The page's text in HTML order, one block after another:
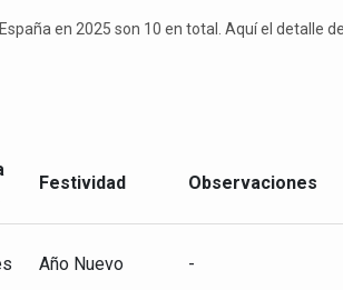
en 2025 son 10 en total. Aquí el detalle
Festividad Observaciones
Año Nuevo -